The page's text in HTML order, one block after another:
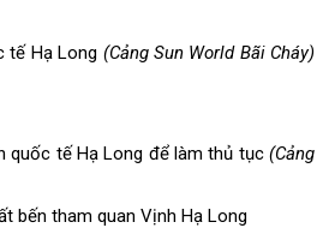
tế Hạ Long (Cảng Sun World Bãi Cháy)
quốc tế Hạ Long để làm thủ tục (Cảng
bến tham quan Vịnh Hạ Long